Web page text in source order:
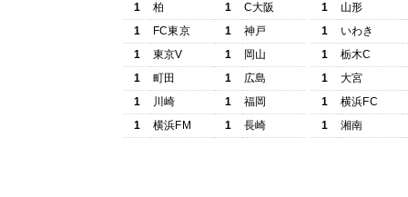
1
柏 1
C大阪
1
FC東京 1
神戸
1
東京V 1
岡山
1
町田 1
広島
1
川崎 1
福岡
1
横浜FM 1 長崎
1
山形
1
いわき
1
栃木C
1
大宮
1
横浜FC
1
湘南